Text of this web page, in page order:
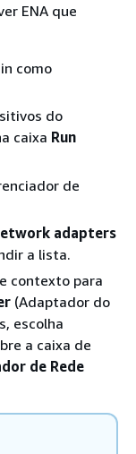
ENA que
como
do
caixa Run
de
adapters
a lista.
contexto para
(Adaptador do
escolha
a caixa de
de Rede